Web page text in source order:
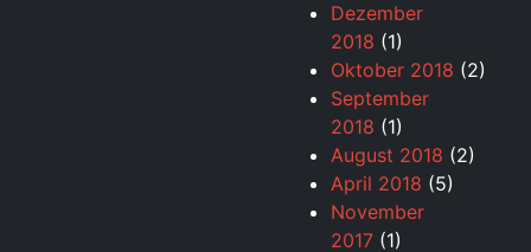
Dezember
2018 (1)
Oktober 2018 (2)
September
2018 (1)
August 2018 (2)
April 2018 (5)
November
2017 (1)